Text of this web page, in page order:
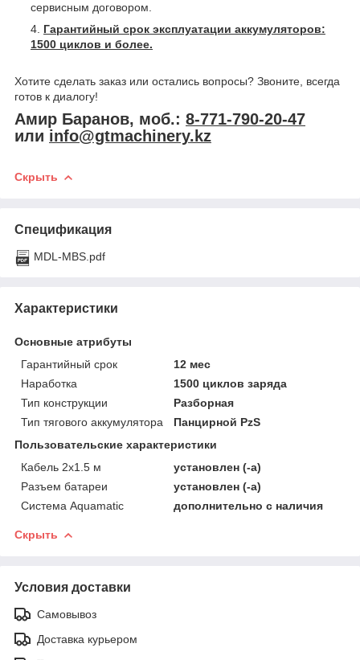
сервисным договором.
Гарантийный срок эксплуатации аккумуляторов:
1500 циклов и более.
Хотите сделать заказ или остались вопросы? Звоните, всегда
готов к диалогу!
Амир Баранов, моб.: 8-771-790-20-47
или info@gtmachinery.kz
Скрыть
Спецификация
MDL-MBS.pdf
Характеристики
Основные атрибуты
Гарантийный срок
12 мес
Наработка
1500 циклов заряда
Тип конструкции
Разборная
Тип тягового аккумулятора
Панцирной PzS
Пользовательские характеристики
Кабель 2х1.5 м
установлен (-а)
Разъем батареи
установлен (-а)
Система Aquamatic
дополнительно с наличия
Скрыть
Условия доставки
Самовывоз
Доставка курьером